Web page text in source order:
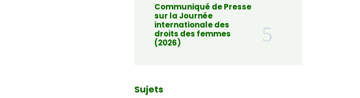
Communiqué de Presse
sur la Journée
internationale des
droits des femmes
(2026)
Sujets